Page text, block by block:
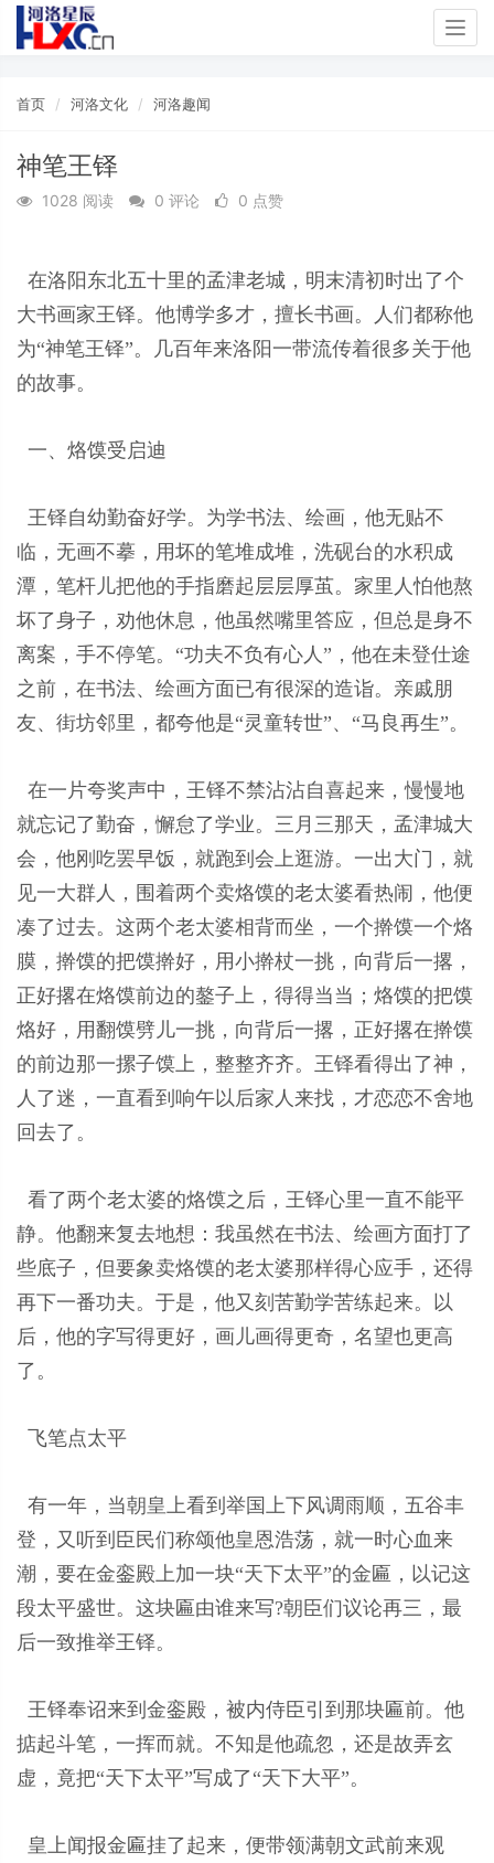
首页 河洛文化 河洛趣闻
神笔王铎
1028 阅读 0 评论 0 点赞
在洛阳东北五十里的孟津老城，明末清初时出了个
大书画家王铎。他博学多才，擅长书画。人们都称他
为“神笔王铎”。几百年来洛阳一带流传着很多关于他
的故事。
一、烙馍受启迪
王铎自幼勤奋好学。为学书法、绘画，他无贴不
临，无画不摹，用坏的笔堆成堆，洗砚台的水积成
潭，笔杆儿把他的手指磨起层层厚茧。家里人怕他熬
坏了身子，劝他休息，他虽然嘴里答应，但总是身不
离案，手不停笔。“功夫不负有心人”，他在未登仕途
之前，在书法、绘画方面已有很深的造诣。亲戚朋
友、街坊邻里，都夸他是“灵童转世”、“马良再生”。
在一片夸奖声中，王铎不禁沾沾自喜起来，慢慢地
就忘记了勤奋，懈怠了学业。三月三那天，孟津城大
会，他刚吃罢早饭，就跑到会上逛游。一出大门，就
见一大群人，围着两个卖烙馍的老太婆看热闹，他便
凑了过去。这两个老太婆相背而坐，一个擀馍一个烙
膜，擀馍的把馍擀好，用小擀杖一挑，向背后一撂，
正好撂在烙馍前边的鏊子上，得得当当；烙馍的把馍
烙好，用翻馍劈儿一挑，向背后一撂，正好撂在擀馍
的前边那一摞子馍上，整整齐齐。王铎看得出了神，
人了迷，一直看到响午以后家人来找，才恋恋不舍地
回去了。
看了两个老太婆的烙馍之后，王铎心里一直不能平
静。他翻来复去地想：我虽然在书法、绘画方面打了
些底子，但要象卖烙馍的老太婆那样得心应手，还得
再下一番功夫。于是，他又刻苦勤学苦练起来。以
后，他的字写得更好，画儿画得更奇，名望也更高
了。
飞笔点太平
有一年，当朝皇上看到举国上下风调雨顺，五谷丰
登，又听到臣民们称颂他皇恩浩荡，就一时心血来
潮，要在金銮殿上加一块“天下太平”的金匾，以记这
段太平盛世。这块匾由谁来写?朝臣们议论再三，最
后一致推举王铎。
王铎奉诏来到金銮殿，被内侍臣引到那块匾前。他
掂起斗笔，一挥而就。不知是他疏忽，还是故弄玄
虚，竟把“天下太平”写成了“天下大平”。
皇上闻报金匾挂了起来，便带领满朝文武前来观